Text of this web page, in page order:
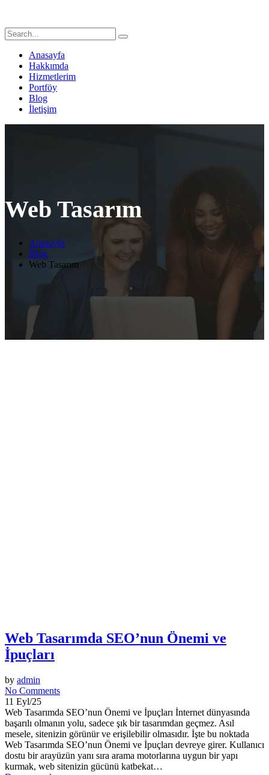
Anasayfa
Hakkımda
Hizmetlerim
Portföy
Blog
İletişim
Web Tasarım
Anasayfa
Blog
Web Tasarım
Web Tasarımda SEO’nun Önemi ve
İpuçları
by admin
No Comments
11 Eyl/25
Web Tasarımda SEO’nun Önemi ve İpuçları İnternet dünyasında
başarılı olmanın yolu, sadece şık bir tasarımdan geçmez. Asıl
mesele, sitenizin görünür ve erişilebilir olmasıdır. İşte bu noktada
Web Tasarımda SEO’nun Önemi ve İpuçları devreye girer. Kullanıcı
dostu bir arayüzün yanı sıra arama motorlarına uygun bir yapı
kurmak, web sitenizin gücünü katbekat…